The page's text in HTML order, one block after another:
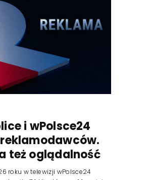
i wPolsce24
reklamodawców.
też oglądalność
roku w telewizji wPolsce24